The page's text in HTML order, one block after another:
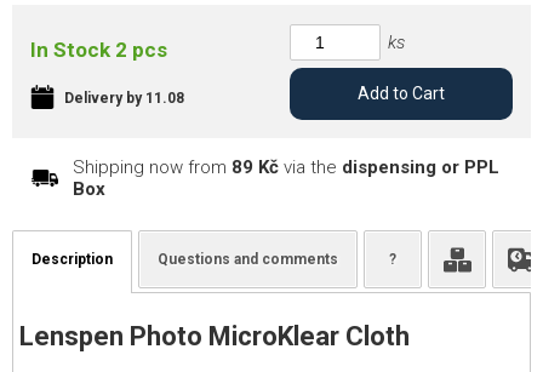
In Stock 2 pcs
Delivery by 11.08
ks
Add to Cart
Shipping now from 89 Kč via the dispensing or PPL
Box
Description Questions and comments ?
Lenspen Photo MicroKlear Cloth